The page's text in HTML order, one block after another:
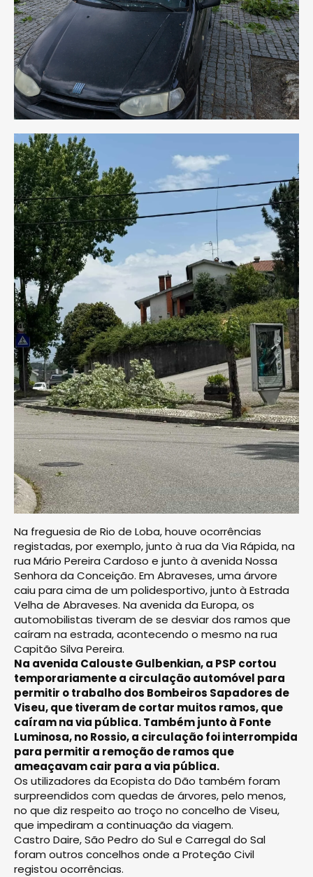
Na freguesia de Rio de Loba, houve ocorrências
registadas, por exemplo, junto à rua da Via Rápida, na
rua Mário Pereira Cardoso e junto à avenida Nossa
Senhora da Conceição. Em Abraveses, uma árvore
caiu para cima de um polidesportivo, junto à Estrada
Velha de Abraveses. Na avenida da Europa, os
automobilistas tiveram de se desviar dos ramos que
caíram na estrada, acontecendo o mesmo na rua
Capitão Silva Pereira.
Na avenida Calouste Gulbenkian, a PSP cortou
temporariamente a circulação automóvel para
permitir o trabalho dos Bombeiros Sapadores de
Viseu, que tiveram de cortar muitos ramos, que
caíram na via pública. Também junto à Fonte
Luminosa, no Rossio, a circulação foi interrompida
para permitir a remoção de ramos que
ameaçavam cair para a via pública.
Os utilizadores da Ecopista do Dão também foram
surpreendidos com quedas de árvores, pelo menos,
no que diz respeito ao troço no concelho de Viseu,
que impediram a continuação da viagem.
Castro Daire, São Pedro do Sul e Carregal do Sal
foram outros concelhos onde a Proteção Civil
registou ocorrências.